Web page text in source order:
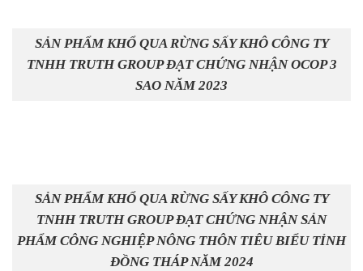
SẢN PHẨM KHỔ QUA RỪNG SẤY KHÔ CÔNG TY
TNHH TRUTH GROUP ĐẠT CHỨNG NHẬN OCOP 3
SAO NĂM 2023
SẢN PHẨM KHỔ QUA RỪNG SẤY KHÔ CÔNG TY
TNHH TRUTH GROUP ĐẠT CHỨNG NHẬN SẢN
PHẨM CÔNG NGHIỆP NÔNG THÔN TIÊU BIỂU TỈNH
ĐỒNG THÁP NĂM 2024